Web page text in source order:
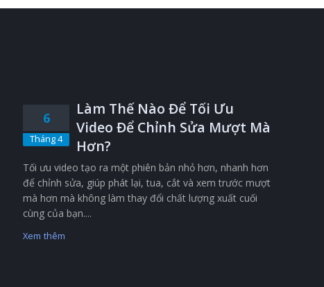
6
Tháng 4
Làm Thế Nào Để Tối Ưu
Video Để Chỉnh Sửa Mượt Mà
Hơn?
Tối ưu video tạo ra một phiên bản nhỏ hơn, nhanh hơn
để chỉnh sửa, giúp phát lại, tua, cắt và xem trước mượt
mà hơn mà không làm thay đổi chất lượng xuất cuối
cùng của bạn....
Xem thêm